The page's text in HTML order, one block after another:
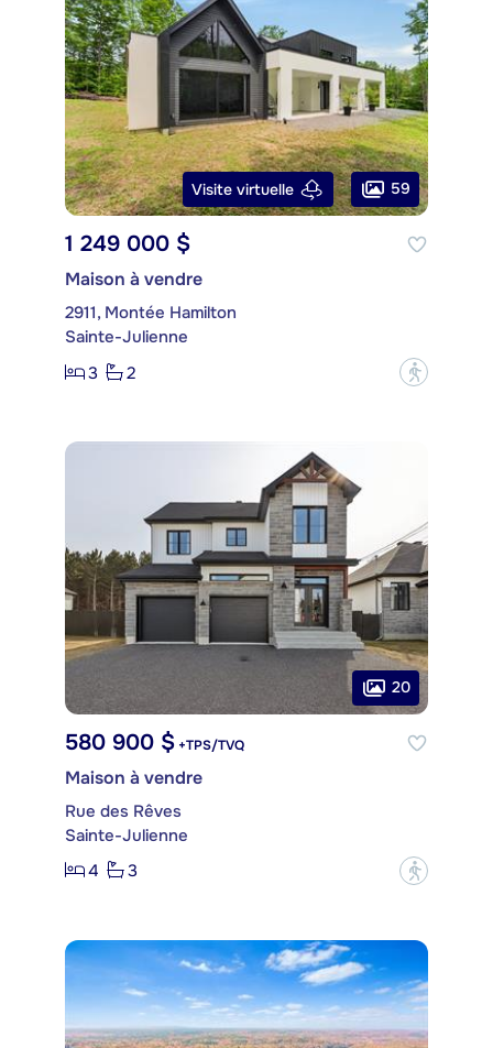
Visite virtuelle 59
1 249 000 $
Maison à vendre
2911, Montée Hamilton
Sainte-Julienne
3
2 ?
20
580 900 $ +TPS/TVQ
Maison à vendre
Rue des Rêves
Sainte-Julienne
4
3 ?